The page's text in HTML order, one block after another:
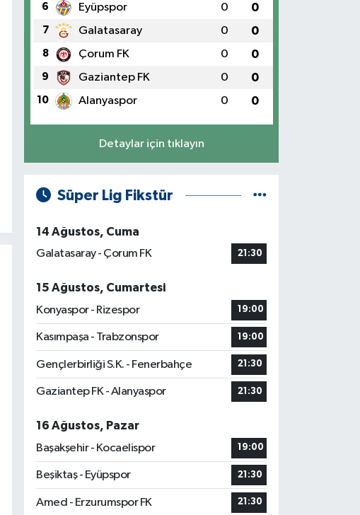
6 Eyüpspor 0 0
7 Galatasaray 0 0
8 Çorum FK 0 0
9 Gaziantep FK 0 0
10 Alanyaspor 0 0
Detaylar için tıklayın
Süper Lig Fikstür
14 Ağustos, Cuma
Galatasaray - Çorum FK
21:30
15 Ağustos, Cumartesi
Konyaspor - Rizespor
19:00
Kasımpaşa - Trabzonspor 19:00
Gençlerbirliği S.K. - Fenerbahçe 21:30
Gaziantep FK - Alanyaspor 21:30
16 Ağustos, Pazar
Başakşehir - Kocaelispor
19:00
Beşiktaş - Eyüpspor 21:30
Amed - Erzurumspor FK 21:30